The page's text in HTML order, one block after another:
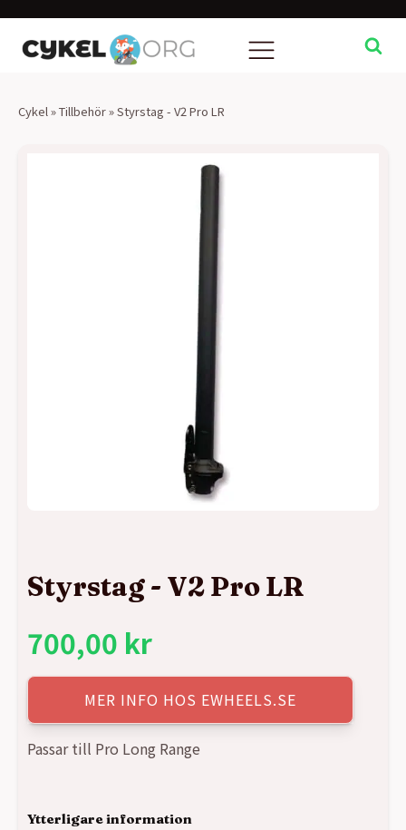
Cykel »Tillbehör»Styrstag - V2 Pro LR
Styrstag - V2 Pro LR
700,00 kr
MER INFO HOS EWHEELS.SE
Passar till Pro Long Range
Ytterligare information